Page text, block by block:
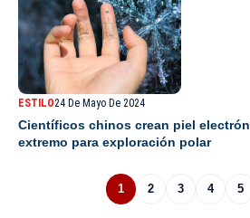
ESTILO24 De Mayo De 2024
Científicos chinos crean piel
extremo para exploración polar
1 2 3 4 5